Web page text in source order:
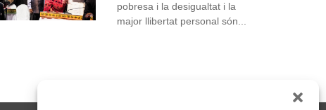
pobresa i la desigualtat i la
major llibertat personal són...